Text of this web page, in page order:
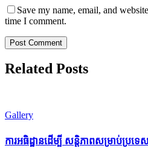
Save my name, email, and
time I comment.
Related Posts
Gallery
ការអធិដ្ឋានដើម្បី សន្តិភាពសម្រាប់ប្រទេស